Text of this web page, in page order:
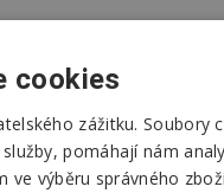
finančně náročné.
máte doma - papírem,
Výhodou je, že si můžete
od jednoduchého lepení
cookies
zážitku. Soubory
pomáhají nám
výběru správného